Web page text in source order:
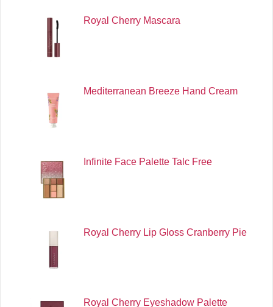
Royal Cherry Mascara
Mediterranean Breeze Hand Cream
Infinite Face Palette Talc Free
Royal Cherry Lip Gloss Cranberry Pie
Royal Cherry Eyeshadow Palette